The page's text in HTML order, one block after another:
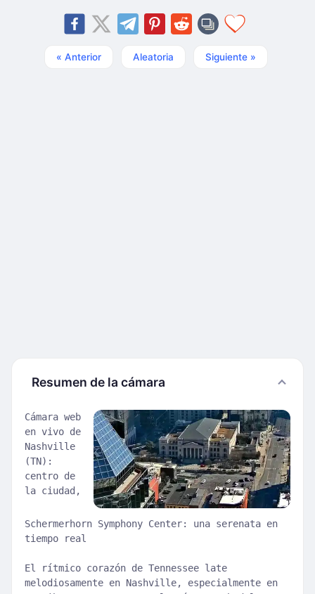
« Anterior Aleatoria Siguiente »
Resumen de la cámara
Cámara web
en vivo de
Nashville
(TN):
centro de
la ciudad,
Schermerhorn Symphony Center: una serenata en
tiempo real
El rítmico corazón de Tennessee late
melodiosamente en Nashville, especialmente en